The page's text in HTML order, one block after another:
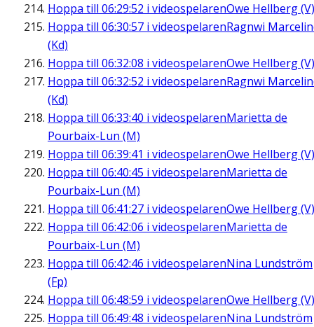
Hoppa till 06:29:52 i videospelarenOwe Hellberg (V)
Hoppa till 06:30:57 i videospelarenRagnwi
(Kd)
Hoppa till 06:32:08 i videospelarenOwe Hellberg (V)
Hoppa till 06:32:52 i videospelarenRagnwi
(Kd)
Hoppa till 06:33:40 i videospelarenMarietta de
Pourbaix-Lun (M)
Hoppa till 06:39:41 i videospelarenOwe Hellberg (V)
Hoppa till 06:40:45 i videospelarenMarietta de
Pourbaix-Lun (M)
Hoppa till 06:41:27 i videospelarenOwe Hellberg (V)
Hoppa till 06:42:06 i videospelarenMarietta de
Pourbaix-Lun (M)
Hoppa till 06:42:46 i videospelarenNina Lundström
(Fp)
Hoppa till 06:48:59 i videospelarenOwe Hellberg (V)
Hoppa till 06:49:48 i videospelarenNina Lundström